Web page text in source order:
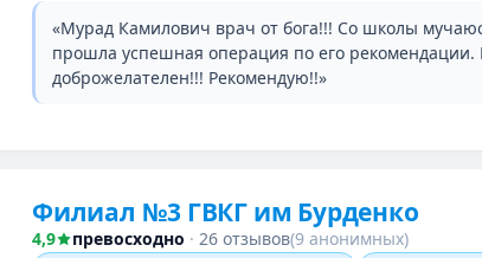
«Мурад Камилович врач от бога!!! Со школы
прошла успешная операция по его рекомендации.
доброжелателен!!! Рекомендую!!»
Филиал №3 ГВКГ им Бурденко
4,9 превосходно · 26 отзывов(9 анонимных)